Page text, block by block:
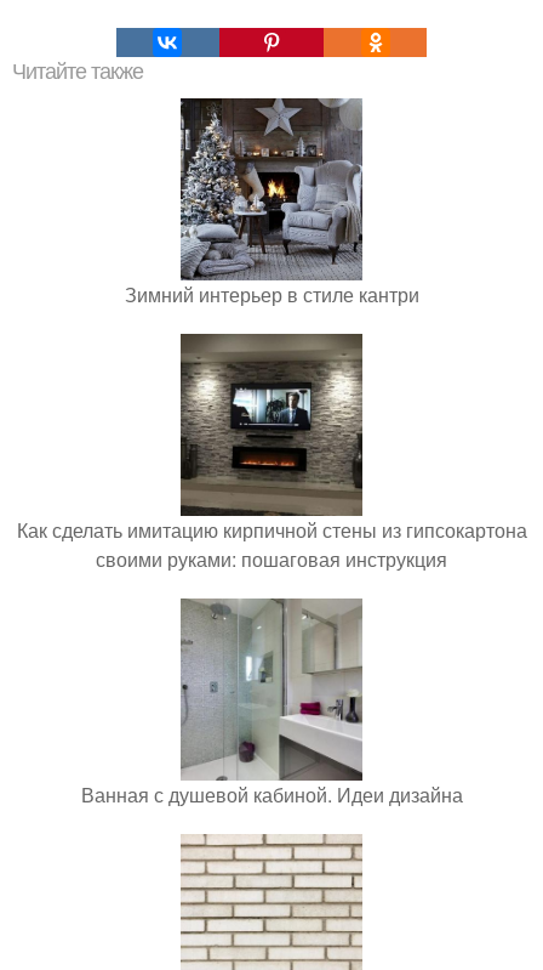
Читайте также
Зимний интерьер в стиле кантри
Как сделать имитацию кирпичной стены из гипсокартона
своими руками: пошаговая инструкция
Ванная с душевой кабиной. Идеи дизайна